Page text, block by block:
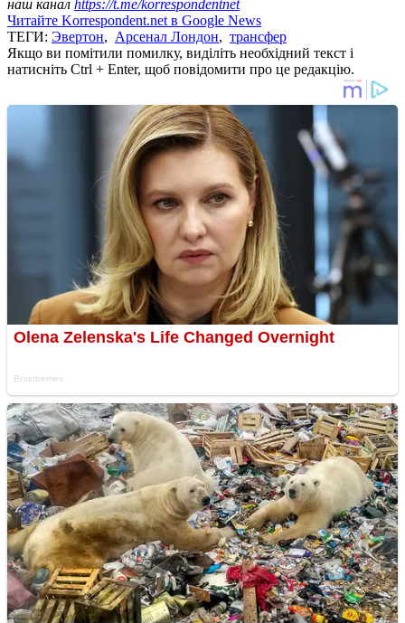
наш канал https://t.me/korrespondentnet
Читайте Korrespondent.net в Google News
ТЕГИ: Эвертон, Арсенал Лондон, трансфер
Якщо ви помітили помилку, виділіть необхідний текст і
натисніть Ctrl + Enter, щоб повідомити про це редакцію.